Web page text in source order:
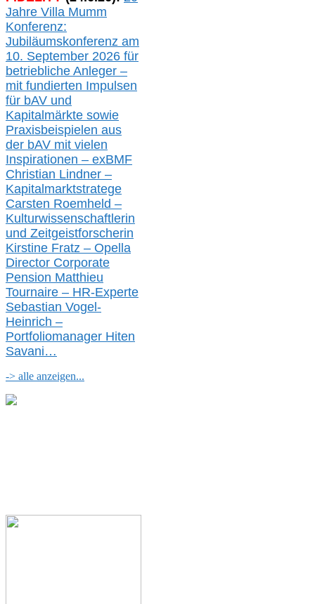
Jahre Villa Mumm
Konferenz:
Jubiläumskonferenz am
10. September 2026 für
betriebliche Anleger –
mit fundierten Impulsen
für bAV und
Kapitalmärkte sowie
Praxisbeispielen aus
der bAV mit vielen
Inspirationen – exBMF
Christian Lindner –
Kapitalmarktstratege
Carsten Roemheld –
Kulturwissenschaftlerin
und Zeitgeistforscherin
Kirstine Fratz – Opella
Director Corporate
Pension Matthieu
Tournaire – HR-Experte
Sebastian Vogel-
Heinrich –
Portfoliomanager Hiten
Savani…
-> alle anzeigen...